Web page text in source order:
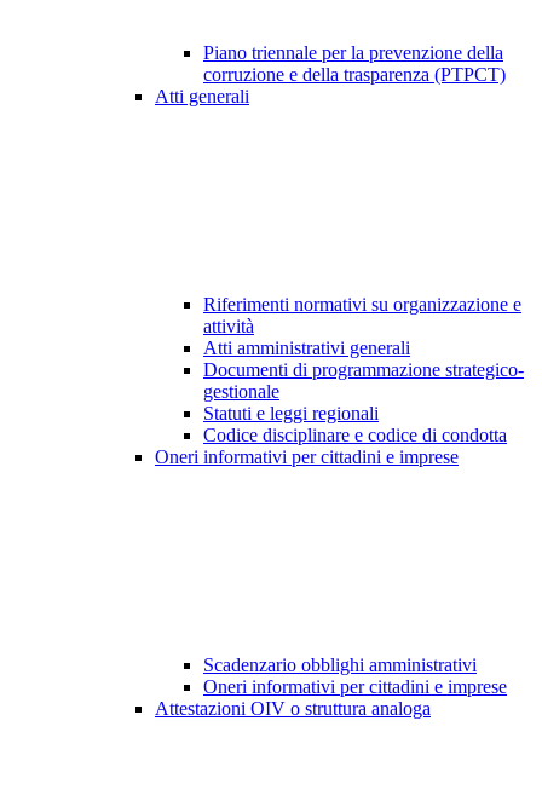
Piano triennale per la prevenzione della
corruzione e della trasparenza (PTPCT)
Atti generali
Riferimenti normativi su organizzazione e
attività
Atti amministrativi generali
Documenti di programmazione strategico-
gestionale
Statuti e leggi regionali
Codice disciplinare e codice di condotta
Oneri informativi per cittadini e imprese
Scadenzario obblighi amministrativi
Oneri informativi per cittadini e imprese
Attestazioni OIV o struttura analoga